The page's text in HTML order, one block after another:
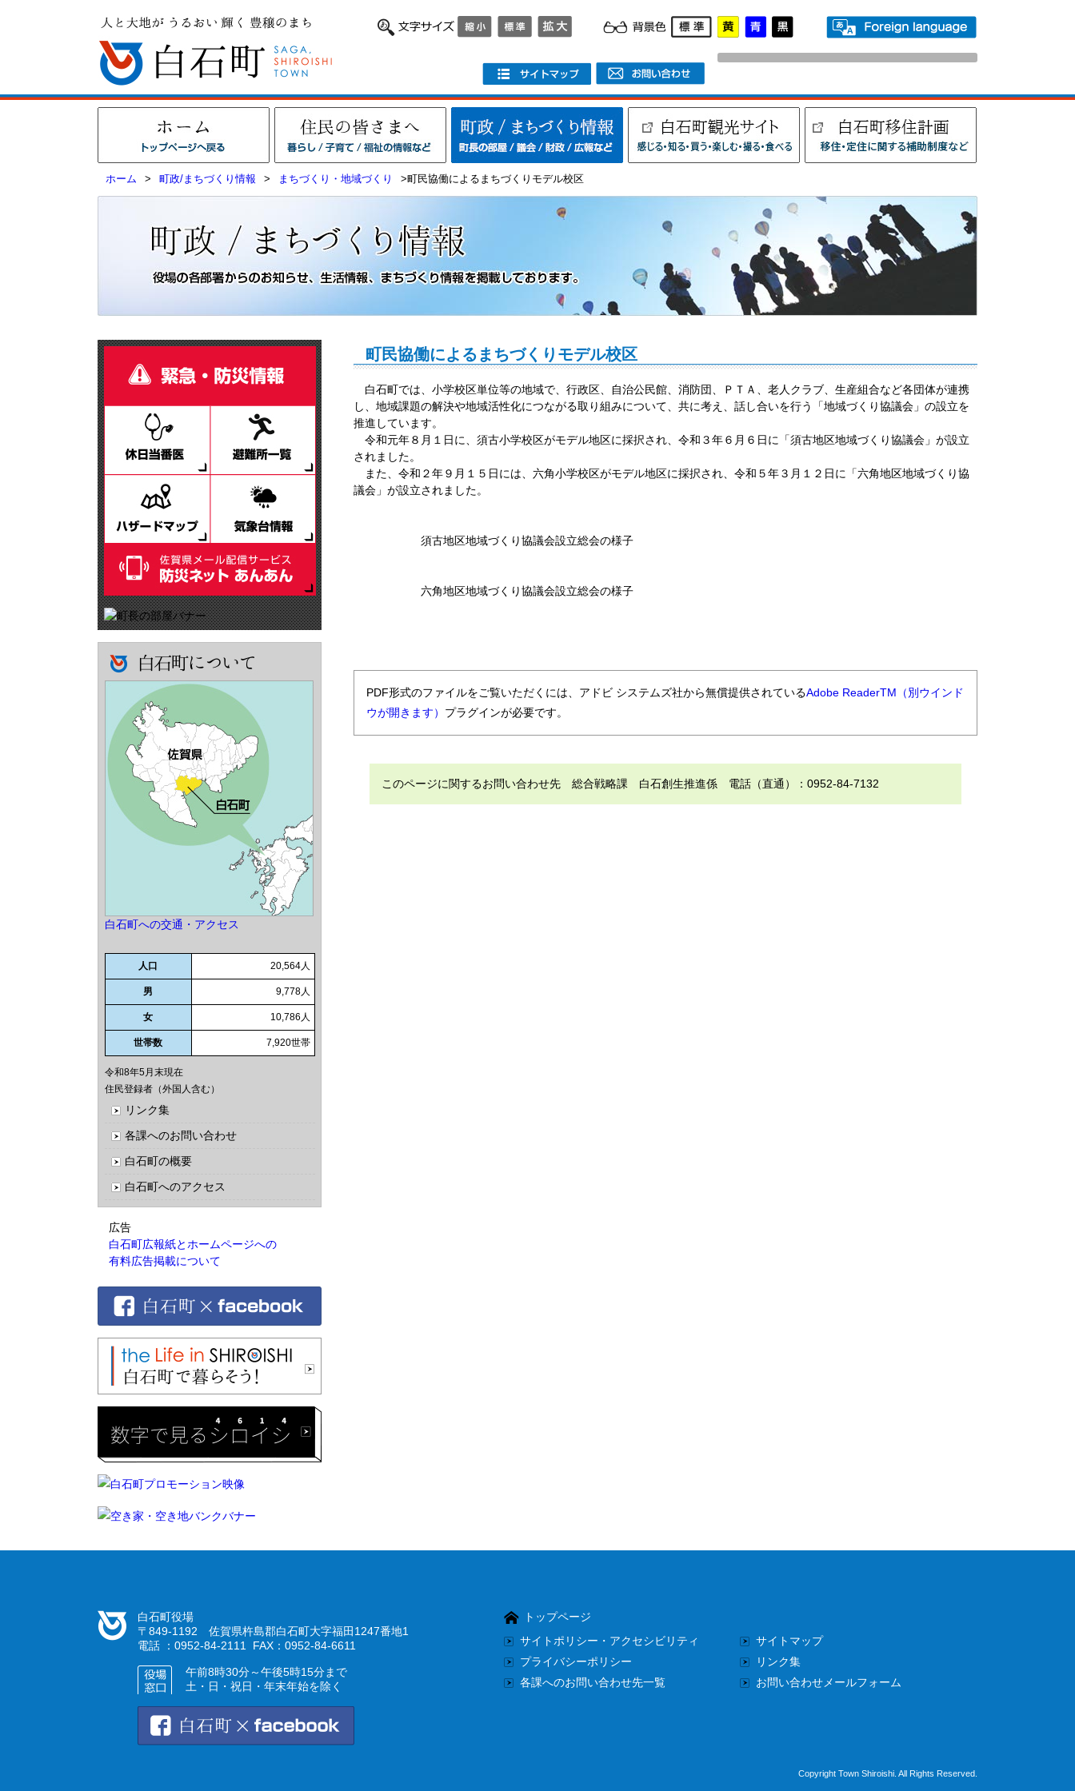
ホーム > 町政/まちづくり情報 > まちづくり・地域づくり >町民協働によるまちづくりモデル校区
白石町への交通・アクセス
人口 20,564人
男 9,778人
女 10,786人
世帯数 7,920世帯
令和8年5月末現在
住民登録者（外国人含む）
リンク集
各課へのお問い合わせ
白石町の概要
白石町へのアクセス
広告
白石町広報紙とホームページへの
有料広告掲載について
町民協働によるまちづくりモデル校区
白石町では、小学校区単位等の地域で、行政区、自治公民館、消防団、ＰＴＡ、老人クラブ、生産組合など各団体が連携
し、地域課題の解決や地域活性化につながる取り組みについて、共に考え、話し合いを行う「地域づくり協議会」の設立を
推進しています。
令和元年８月１日に、須古小学校区がモデル地区に採択され、令和３年６月６日に「須古地区地域づくり協議会」が設立
されました。
また、令和２年９月１５日には、六角小学校区がモデル地区に採択され、令和５年３月１２日に「六角地区地域づくり協
議会」が設立されました。
須古地区地域づくり協議会設立総会の様子
六角地区地域づくり協議会設立総会の様子
PDF形式のファイルをご覧いただくには、アドビ システムズ社から無償提供されているAdobe ReaderTM（別ウインド
ウが開きます） プラグインが必要です。
このページに関するお問い合わせ先 総合戦略課 白石創生推進係 電話（直通）：0952-84-7132
白石町役場
〒849-1192 佐賀県杵島郡白石町大字福田1247番地1
電話 ：0952-84-2111 FAX：0952-84-6611
午前8時30分～午後5時15分まで
土・日・祝日・年末年始を除く
トップページ
サイトポリシー・アクセシビリティ
サイトマップ
プライバシーポリシー
リンク集
各課へのお問い合わせ先一覧
お問い合わせメールフォーム
Copyright Town Shiroishi. All Rights Reserved.